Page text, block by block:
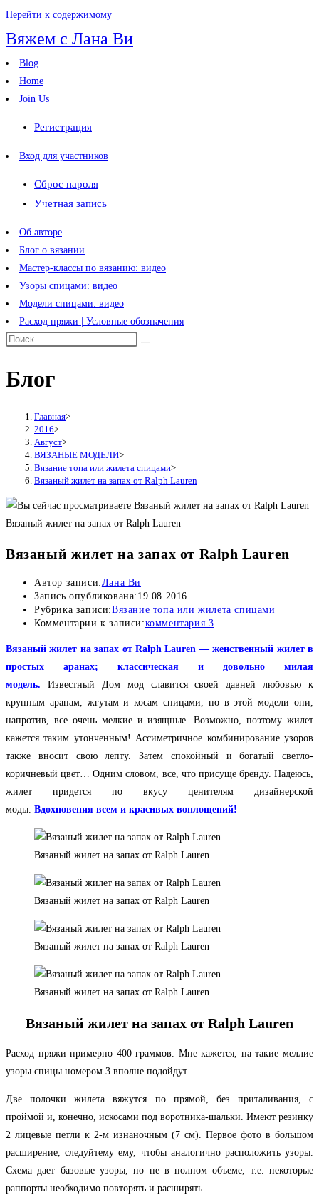
Перейти к содержимому
Вяжем с Лана Ви
Blog
Home
Join Us
Регистрация
Вход для участников
Сброс пароля
Учетная запись
Об авторе
Блог о вязании
Мастер-классы по вязанию: видео
Узоры спицами: видео
Модели спицами: видео
Расход пряжи | Условные обозначения
Блог
Главная>
2016>
Август>
ВЯЗАНЫЕ МОДЕЛИ>
Вязание топа или жилета спицами>
Вязаный жилет на запах от Ralph Lauren
Вязаный жилет на запах от Ralph Lauren
Вязаный жилет на запах от Ralph Lauren
Автор записи:Лана Ви
Запись опубликована: 19.08.2016
Рубрика записи:Вязание топа или жилета спицами
Комментарии к записи:комментария 3
Вязаный жилет на запах от Ralph Lauren — женственный жилет в
простых аранах; классическая и довольно милая
модель. Известный Дом мод славится своей давней любовью к
крупным аранам, жгутам и косам спицами, но в этой модели они,
напротив, все очень мелкие и изящные. Возможно, поэтому жилет
кажется таким утонченным! Ассиметричное комбинирование узоров
также вносит свою лепту. Затем спокойный и богатый светло-
коричневый цвет… Одним словом, все, что присуще бренду. Надеюсь,
жилет придется по вкусу ценителям дизайнерской
моды. Вдохновения всем и красивых воплощений!
Вязаный жилет на запах от Ralph Lauren
Вязаный жилет на запах от Ralph Lauren
Вязаный жилет на запах от Ralph Lauren
Вязаный жилет на запах от Ralph Lauren
Вязаный жилет на запах от Ralph Lauren
Расход пряжи примерно 400 граммов. Мне кажется, на такие меллие
узоры спицы номером 3 вполне подойдут.
Две полочки жилета вяжутся по прямой, без приталивания, с
проймой и, конечно, искосами под воротника-шальки. Имеют резинку
2 лицевые петли к 2-м изнаночным (7 см). Первое фото в большом
расширение, следуйтему ему, чтобы аналогично расположить узоры.
Схема дает базовые узоры, но не в полном объеме, т.е. некоторые
раппорты необходимо повторять и расширять.